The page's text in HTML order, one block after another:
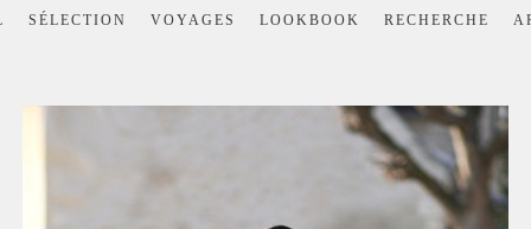
SÉLECTION VOYAGES LOOKBOOK RECHERCHE